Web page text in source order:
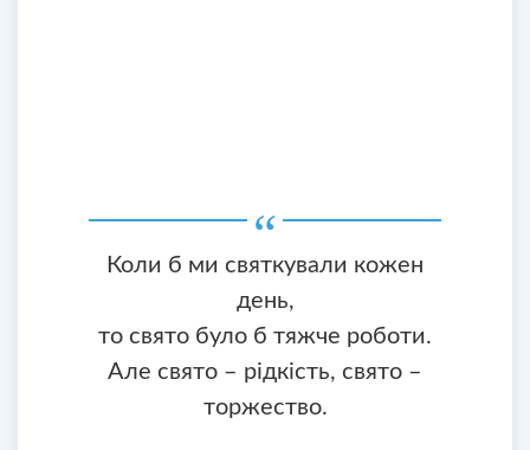
Коли б ми святкували кожен
день,
то свято було б тяжче роботи.
Але свято – рідкість, свято –
торжество.